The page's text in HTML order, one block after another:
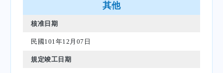
其他
核准日期
民國101年12月07日
規定竣工日期